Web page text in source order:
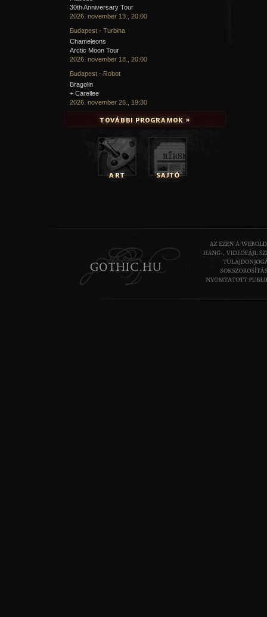
30th Anniversary Tour
2026. november 13., 20:00
Budapest - Turbina
Chameleons
Arctic Moon Tour
2026. november 18., 20:00
Budapest - Robot
Bragolin
+ Carellee
2026. november 26., 19:30